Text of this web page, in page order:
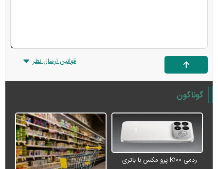
قوانین ارسال نظر
گوناگون
ردمی K۱۰۰ پرو مکس با باتری